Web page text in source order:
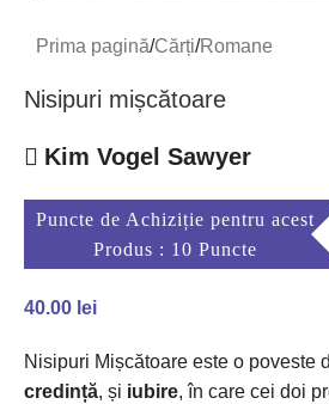
Prima pagină/Cărți/Romane
Nisipuri mișcătoare
Kim Vogel Sawyer
Puncte de Achiziție pentru acest
Produs : 10 Puncte
40.00 lei
Nisipuri Mișcătoare este o poveste
credință, și iubire, în care cei doi